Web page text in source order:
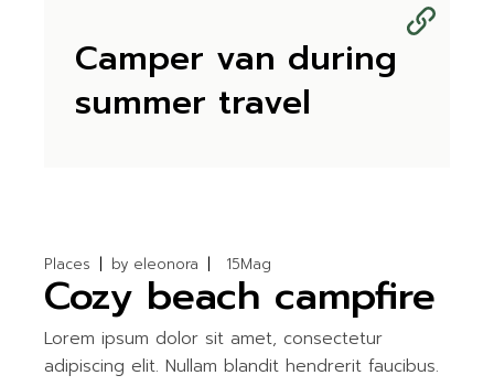
Camper van during
summer travel
Places by eleonora 15Mag
Cozy beach campfire
Lorem ipsum dolor sit amet, consectetur
adipiscing elit. Nullam blandit hendrerit faucibus.